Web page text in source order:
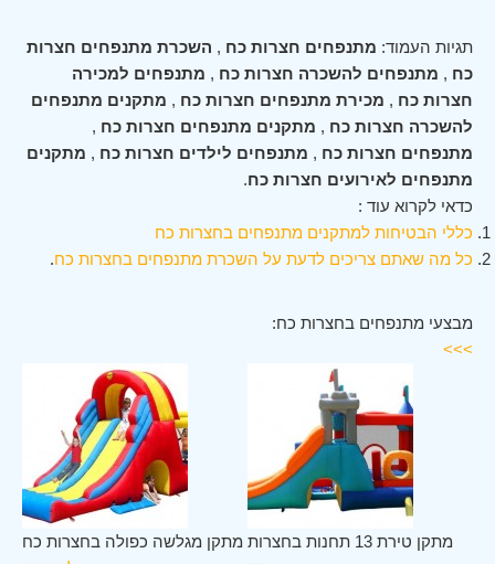
תגיות העמוד: מתנפחים חצרות כח , השכרת מתנפחים חצרות
כח , מתנפחים להשכרה חצרות כח , מתנפחים למכירה
חצרות כח , מכירת מתנפחים חצרות כח , מתקנים מתנפחים
להשכרה חצרות כח , מתקנים מתנפחים חצרות כח ,
מתנפחים חצרות כח , מתנפחים לילדים חצרות כח , מתקנים
מתנפחים לאירועים חצרות כח.
כדאי לקרוא עוד :
כללי הבטיחות למתקנים מתנפחים בחצרות כח
כל מה שאתם צריכים לדעת על השכרת מתנפחים בחצרות כח.
מבצעי מתנפחים בחצרות כח:
>>>
מתקן מגלשה כפולה בחצרות כח מתקן טירת 13 תחנות בחצרות